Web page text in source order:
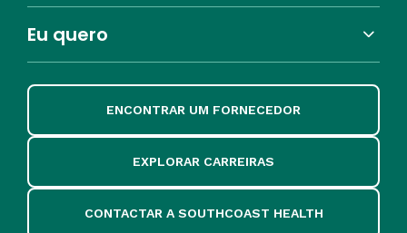
Eu quero
ENCONTRAR UM FORNECEDOR
EXPLORAR CARREIRAS
CONTACTAR A SOUTHCOAST HEALTH